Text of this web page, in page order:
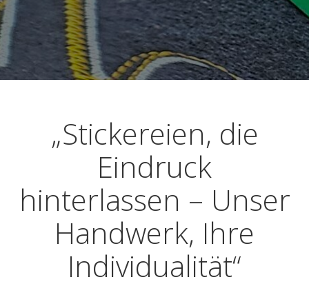
„Stickereien, die
Eindruck
hinterlassen – Unser
Handwerk, Ihre
Individualität“